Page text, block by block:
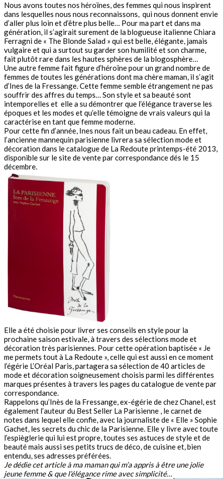
Nous avons toutes nos héroïnes, des femmes qui nous inspirent
dans lesquelles nous nous reconnaissons, qui nous donnent envie
d’aller plus loin et d’être plus belle… Pour ma part et dans ma
génération, il s’agirait surement de la blogueuse italienne Chiara
Ferragni de « The Blonde Salad » qui est belle, élégante, jamais
vulgaire et qui a surtout su garder son humilité et son charme,
fait plutôt rare dans les hautes sphères de la blogosphère…
Une autre femme fait figure d’héroïne pour un grand nombre de
femmes de toutes les générations dont ma chère maman, il s’agit
d’Ines de la Fressange. Cette femme semble étrangement ne pas
souffrir des affres du temps… Son style et sa beauté sont
intemporelles et elle a su démontrer que l’élégance traverse les
époques et les modes et qu’elle témoigne de vrais valeurs qui la
caractérise en tant que femme moderne.
Pour cette fin d’année, Ines nous fait un beau cadeau. En effet,
l’anciennemannequin parisienne livrera sa sélection mode et
décoration dans le catalogue de La Redoute printemps-été 2013,
disponible sur le site de vente par correspondance dés le 15
décembre.
Elle a été choisie pour livrer ses conseils en style pour la
prochaine saison estivale, à travers des sélections mode et
décoration très parisiennes. Pour cette opération baptisée « Je
me permets tout à La Redoute », celle qui est aussi en ce moment
l’égérie L’Oréal Paris, partagera sa sélection de 40 articles de
mode et décoration soigneusement choisis parmi les différentes
marques présentes à travers les pages du catalogue de vente par
correspondance.
Rappelons qu’Inès de la Fressange, ex-égérie de chez Chanel, est
également l’auteur du Best Seller La Parisienne , le carnet de
notes dans lequel elle confie, avec la journaliste de « Elle » Sophie
Gachet, les secrets du chic de la Parisienne. Elle y livre avec toute
l’espièglerie qui lui est propre, toutes ses astuces de style et de
beauté mais aussi ses petits trucs de déco, de cuisine et, bien
entendu, ses adresses préférées.
Je dédie cet article à ma maman qui m’a appris à être une jolie
jeune femme & que l’élégance rime avec simplicité…